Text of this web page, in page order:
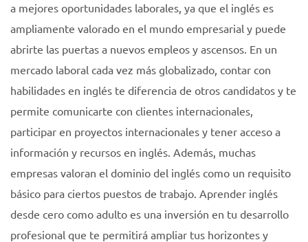
a mejores oportunidades laborales, ya que el inglés es
ampliamente valorado en el mundo empresarial y puede
abrirte las puertas a nuevos empleos y ascensos. En un
mercado laboral cada vez más globalizado, contar con
habilidades en inglés te diferencia de otros candidatos y te
permite comunicarte con clientes internacionales,
participar en proyectos internacionales y tener acceso a
información y recursos en inglés. Además, muchas
empresas valoran el dominio del inglés como un requisito
básico para ciertos puestos de trabajo. Aprender inglés
desde cero como adulto es una inversión en tu desarrollo
profesional que te permitirá ampliar tus horizontes y